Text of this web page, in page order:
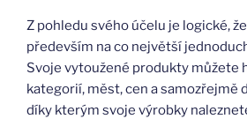
Z pohledu svého účelu je logické,
především na co největší
Svoje vytoužené produkty můžete
kategorií, měst, cen a samozřejmě
díky kterým svoje výrobky